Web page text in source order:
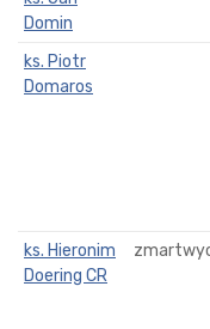
Domin
ks. Piotr
Domaros
ks. Hieronim
Doering CR